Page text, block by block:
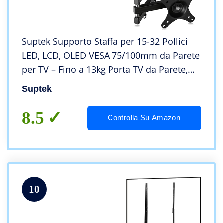
Suptek Supporto Staffa per 15-32 Pollici
LED, LCD, OLED VESA 75/100mm da Parete
per TV – Fino a 13kg Porta TV da Parete,
Braccio per Monitor, Suporto al Muro
MA2720
Suptek
8.5 Controlla Su Amazon
10